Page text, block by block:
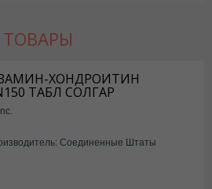
ХОНДРОИТИН
ТАБЛ СОЛГАР
Соединенные Штаты